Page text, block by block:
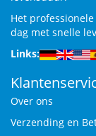
Het
dag met snelle
Links:
Over ons
Verzending en